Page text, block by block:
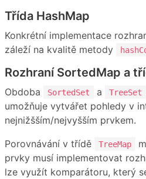
Třída HashMap
Konkrétní implementace
záleží na kvalitě metody
Rozhraní SortedMap a
Obdoba SortedSet a TreeSet
umožňuje vytvářet pohledy v
nejnižšším/nejvyšším prvkem.
Porovnávání v třídě
TreeMap
prvky musí implementovat
lze využít komparátoru, který